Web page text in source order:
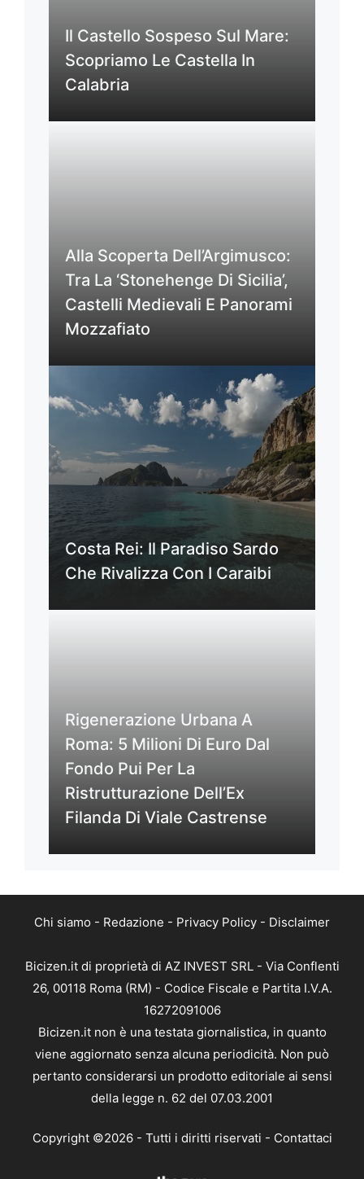
Il Castello Sospeso Sul Mare:
Scopriamo Le Castella In
Calabria
Alla Scoperta Dell’Argimusco:
Tra La ‘Stonehenge Di Sicilia’,
Castelli Medievali E Panorami
Mozzafiato
Costa Rei: Il Paradiso Sardo
Che Rivalizza Con I Caraibi
Rigenerazione Urbana A
Roma: 5 Milioni Di Euro Dal
Fondo Pui Per La
Ristrutturazione Dell’Ex
Filanda Di Viale Castrense
Chi siamo - Redazione - Privacy Policy - Disclaimer
Bicizen.it di proprietà di AZ INVEST SRL - Via Conflenti
26, 00118 Roma (RM) - Codice Fiscale e Partita I.V.A.
16272091006
Bicizen.it non è una testata giornalistica, in quanto
viene aggiornato senza alcuna periodicità. Non può
pertanto considerarsi un prodotto editoriale ai sensi
della legge n. 62 del 07.03.2001
Copyright ©2026 - Tutti i diritti riservati - Contattaci